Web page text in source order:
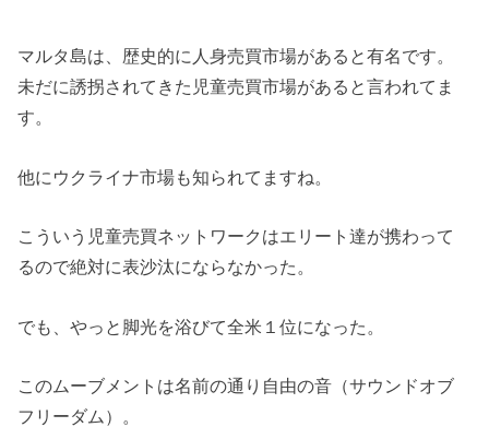
マルタ島は、歴史的に人身売買市場があると有名です。
未だに誘拐されてきた児童売買市場があると言われてま
す。
他にウクライナ市場も知られてますね。
こういう児童売買ネットワークはエリート達が携わって
るので絶対に表沙汰にならなかった。
でも、やっと脚光を浴びて全米１位になった。
このムーブメントは名前の通り自由の音（サウンドオブ
フリーダム）。